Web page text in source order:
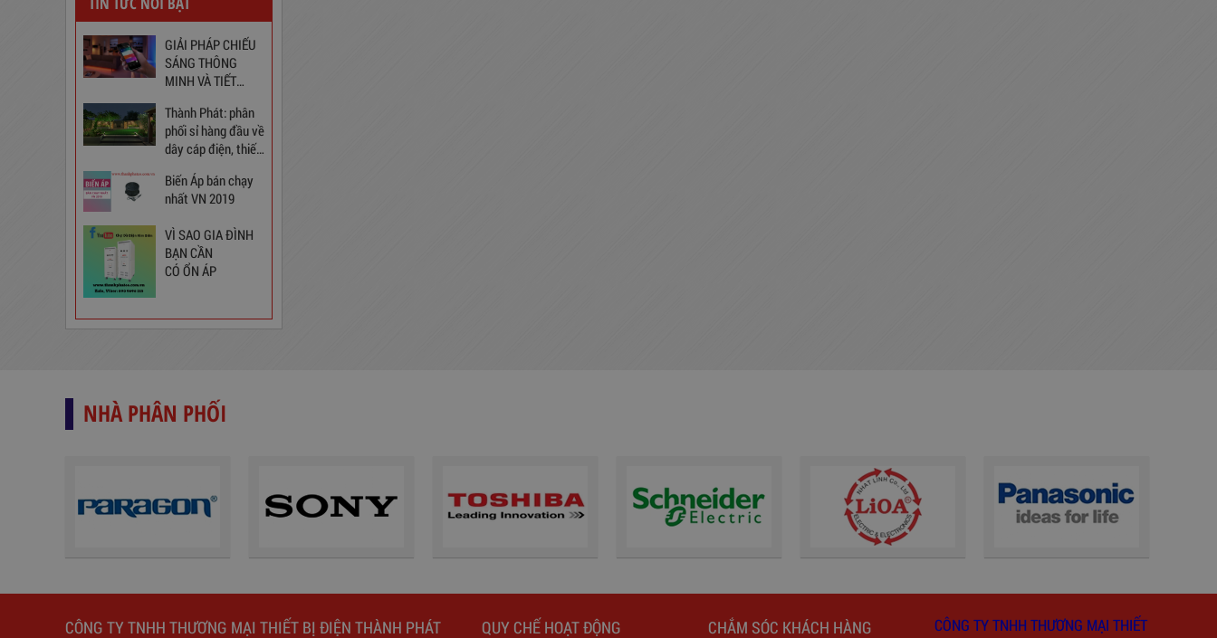
2D22N5USB
310,000 đ
Ổ Cắm Phổ Thông 6S5
130,000đ
189,000đ
GIẢI PHÁP CHIẾU
SÁNG THÔNG
MINH VÀ TIẾT
NHÀ BẠN
Thành Phát: phân
phối sỉ hàng đầu về
dây cáp điện, thiết
sáng tại Việt Nam
Biến Áp bán chạy
nhất VN 2019
VÌ SAO GIA ĐÌNH
BẠN CẦN
CÓ ỔN ÁP
NHÀ PHÂN PHỐI
CÔNG TY TNHH THƯƠNG MẠI THIẾT BỊ ĐIỆN THÀNH PHÁT QUY CHẾ HOẠT ĐỘNG CHẮM SÓC KHÁCH HÀNG CÔNG TY TNHH THƯƠNG MẠI THIẾT